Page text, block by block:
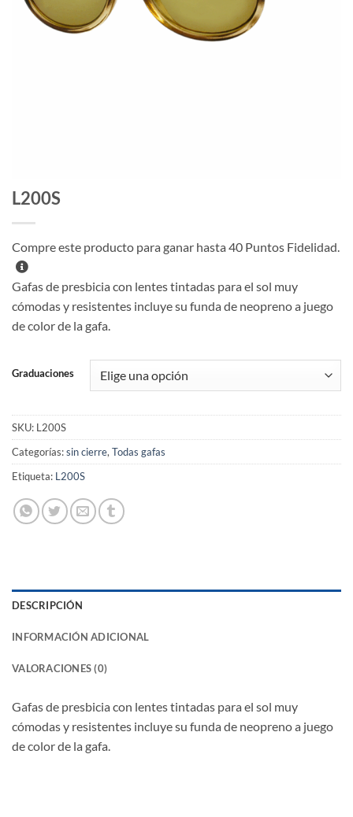
L200S
Compre este producto para ganar hasta 40 Puntos Fidelidad.
Gafas de presbicia con lentes tintadas para el sol muy
cómodas y resistentes incluye su funda de neopreno a juego
de color de la gafa.
Graduaciones
SKU: L200S
Categorías:sin cierre,Todas gafas
Etiqueta: L200S
DESCRIPCIÓN
INFORMACIÓN ADICIONAL
VALORACIONES (0)
Gafas de presbicia con lentes tintadas para el sol muy
cómodas y resistentes incluye su funda de neopreno a juego
de color de la gafa.